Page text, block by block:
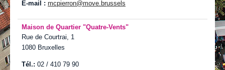
E-mail : mcpierron@move.brussels
Maison de Quartier "Quatre-Vents"
Rue de Courtrai, 1
1080 Bruxelles
Tél.: 02 / 410 79 90